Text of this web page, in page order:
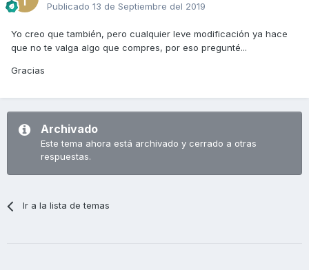
Publicado 13 de Septiembre del 2019
Yo creo que también, pero cualquier leve modificación ya hace
que no te valga algo que compres, por eso pregunté...
Gracias
Archivado
Este tema ahora está archivado y cerrado a otras
respuestas.
Ir a la lista de temas